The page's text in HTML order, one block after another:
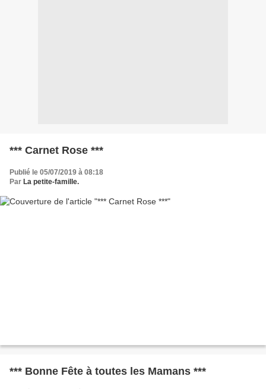
*** Carnet Rose ***
Publié le 05/07/2019 à 08:18
Par La petite-famille.
*** Bonne Fête à toutes les Mamans ***